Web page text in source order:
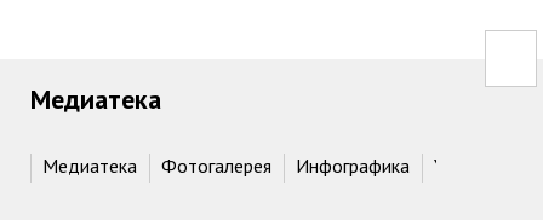
Медиатека
Медиатека Фотогалерея Инфографика Youtube